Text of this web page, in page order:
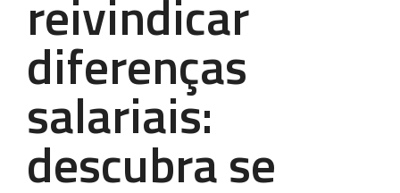
reivindicar
diferenças
salariais:
descubra se